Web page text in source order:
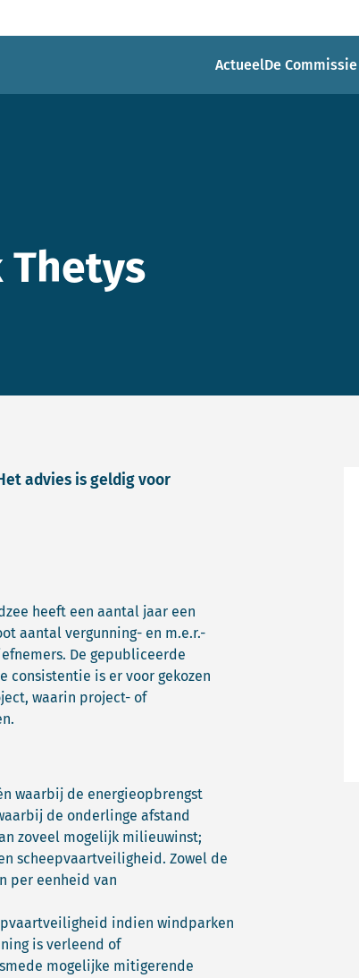
ActueelDe
advies is geldig voor
heeft een aantal jaar een
aantal vergunning- en m.e.r.-
De gepubliceerde
consistentie is er voor gekozen
waarin project- of
waarbij de energieopbrengst
de onderlinge afstand
zoveel mogelijk milieuwinst;
scheepvaartveiligheid. Zowel de
per eenheid van
indien windparken
is verleend of
mogelijke mitigerende